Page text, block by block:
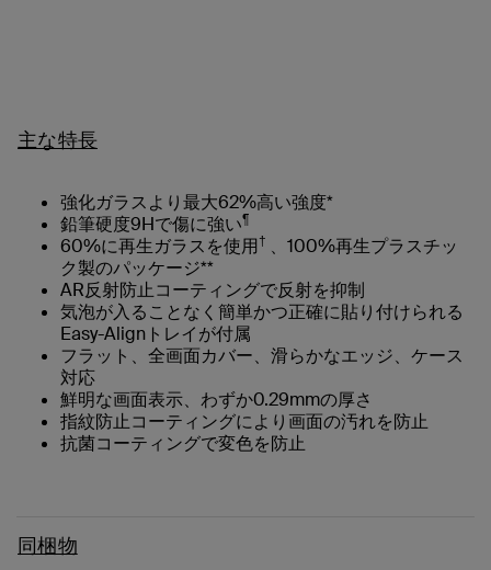
主な特長
強化ガラスより最大62%高い強度*
鉛筆硬度9Hで傷に強い¶
60%に再生ガラスを使用† 、100%再生プラスチッ
ク製のパッケージ**
AR反射防止コーティングで反射を抑制
気泡が入ることなく簡単かつ正確に貼り付けられる
Easy-Alignトレイが付属
フラット、全画面カバー、滑らかなエッジ、ケース
対応
鮮明な画面表示、わずか0.29mmの厚さ
指紋防止コーティングにより画面の汚れを防止
抗菌コーティングで変色を防止
同梱物